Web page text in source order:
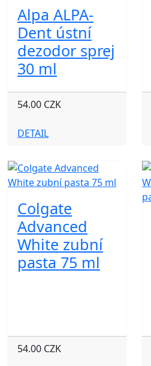
Alpa ALPA-
Dent ústní
dezodor sprej
30 ml
54.00 CZK
DETAIL
Colgate
Advanced
White zubní
pasta 75 ml
54.00 CZK